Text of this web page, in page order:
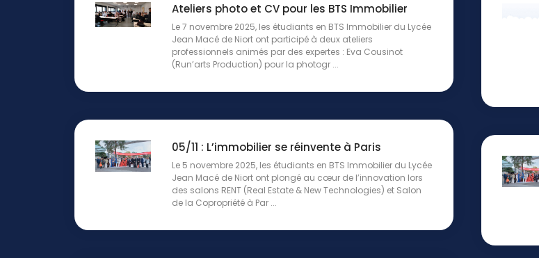
Ateliers photo et CV pour les BTS Immobilier
Le 7 novembre 2025, les étudiants en BTS Immobilier du Lycée
Jean Macé de Niort ont participé à deux ateliers
professionnels animés par des expertes : Eva Cousinot
(Run’arts Production) pour la photogr ...
05/11 : L’immobilier se réinvente à Paris
Le 5 novembre 2025, les étudiants en BTS Immobilier du Lycée
Jean Macé de Niort ont plongé au cœur de l’innovation lors
des salons RENT (Real Estate & New Technologies) et Salon
de la Copropriété à Par ...